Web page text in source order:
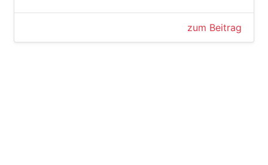
zum Beitrag